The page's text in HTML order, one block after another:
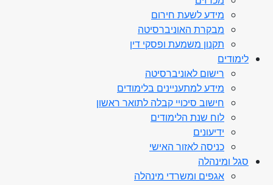
מידע לשעת חירום
מבקרת האוניברסיטה
תקנון משמעת ופסקי דין
לימודים
רישום לאוניברסיטה
מידע למתעניינים בלימודים
חישוב סיכויי קבלה לתואר ראשון
לוח שנת הלימודים
ידיעונים
כניסה לאזור האישי
סגל ומינהלה
אגפים ומשרדי מינהלה